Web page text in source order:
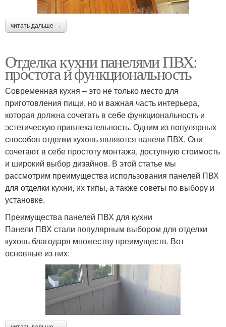
читать дальше →
Отделка кухни панелями ПВХ:
простота и функциональность
Современная кухня – это не только место для
приготовления пищи, но и важная часть интерьера,
которая должна сочетать в себе функциональность и
эстетическую привлекательность. Одним из популярных
способов отделки кухонь являются панели ПВХ. Они
сочетают в себе простоту монтажа, доступную стоимость
и широкий выбор дизайнов. В этой статье мы
рассмотрим преимущества использования панелей ПВХ
для отделки кухни, их типы, а также советы по выбору и
установке.
Преимущества панелей ПВХ для кухни
Панели ПВХ стали популярным выбором для отделки
кухонь благодаря множеству преимуществ. Вот
основные из них: